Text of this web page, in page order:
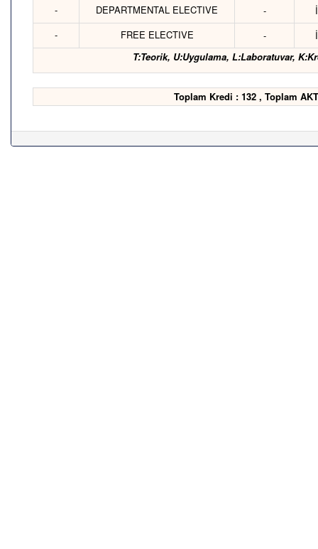
-
DEPARTMENTAL ELECTIVE -
-
FREE ELECTIVE -
T:Teorik, U:Uygulama, L:Laboratuvar,
Toplam Kredi : 132 , Toplam